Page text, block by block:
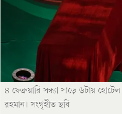
৪ ফেব্রুয়ারি সন্ধ্যা সাড়ে ৬টায়
রহমান। সংগৃহীত ছবি